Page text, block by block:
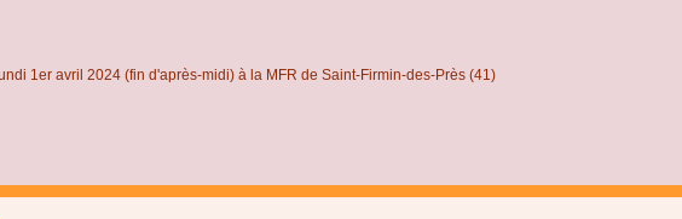
1er avril 2024 (fin d'après-midi) à la MFR de Saint-Firmin-des-Près (41)